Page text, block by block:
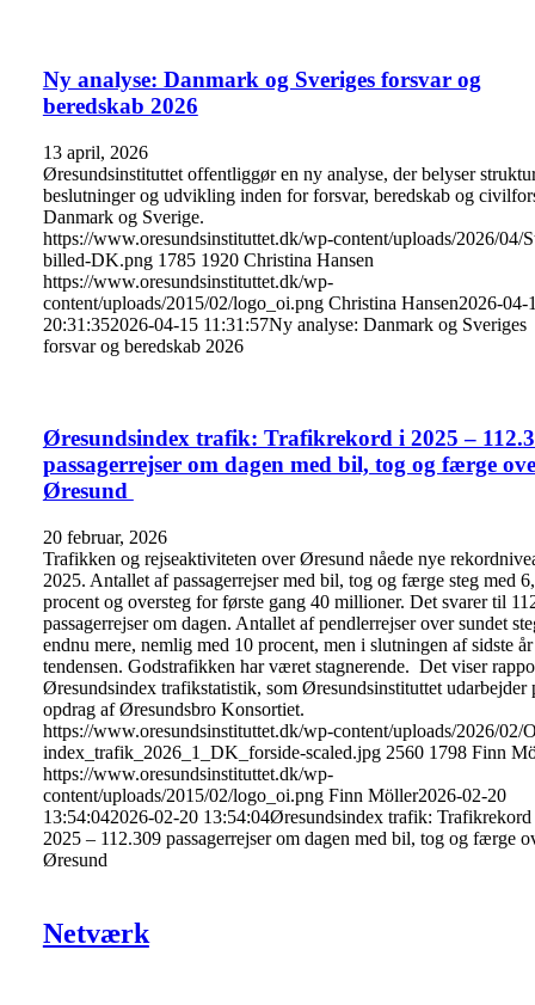
Ny analyse: Danmark og Sveriges forsvar og
beredskab 2026
13 april, 2026
Øresundsinstituttet offentliggør en ny analyse, der belyser
beslutninger og udvikling inden for forsvar, beredskab og
Danmark og Sverige.
https://www.oresundsinstituttet.dk/wp-content/uploads/2026/04/
billed-DK.png 1785 1920 Christina Hansen
https://www.oresundsinstituttet.dk/wp-
content/uploads/2015/02/logo_oi.png Christina Hansen2026-04-
20:31:352026-04-15 11:31:57Ny analyse: Danmark og Sveriges
forsvar og beredskab 2026
Øresundsindex trafik: Trafikrekord i 2025 –
passagerrejser om dagen med bil, tog og færge
Øresund
20 februar, 2026
Trafikken og rejseaktiviteten over Øresund nåede nye
2025. Antallet af passagerrejser med bil, tog og færge steg med
procent og oversteg for første gang 40 millioner. Det svarer til
passagerrejser om dagen. Antallet af pendlerrejser over sundet
endnu mere, nemlig med 10 procent, men i slutningen af sidste
tendensen. Godstrafikken har været stagnerende. Det viser
Øresundsindex trafikstatistik, som Øresundsinstituttet udarbejder
opdrag af Øresundsbro Konsortiet.
https://www.oresundsinstituttet.dk/wp-content/uploads/2026/02/
index_trafik_2026_1_DK_forside-scaled.jpg 2560 1798 Finn
https://www.oresundsinstituttet.dk/wp-
content/uploads/2015/02/logo_oi.png Finn Möller2026-02-20
13:54:042026-02-20 13:54:04Øresundsindex trafik:
2025 – 112.309 passagerrejser om dagen med bil, tog og færge
Øresund
Netværk